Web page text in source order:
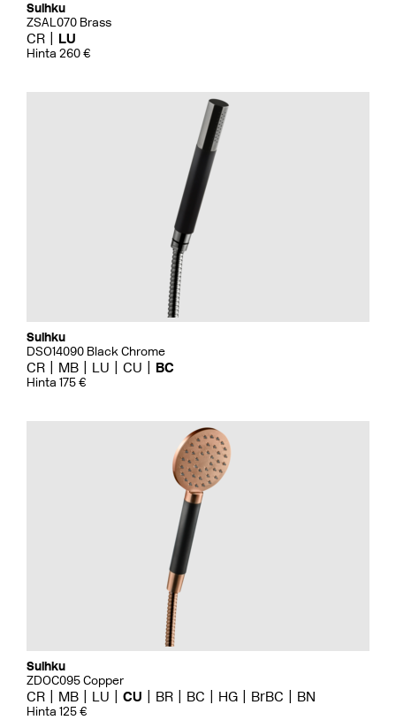
Suihku
ZSAL070 Brass
CR LU
Hinta 260 €
Suihku
DSO14090 Black Chrome
CR MB LU CU BC
Hinta 175 €
Suihku
ZDOC095 Copper
CR MB LU CU BR BC HG BrBC BN
Hinta 125 €